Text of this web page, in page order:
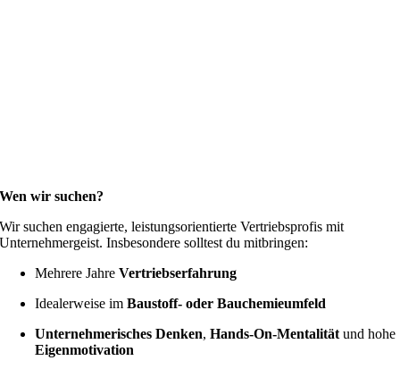
Wen wir suchen?
Wir suchen engagierte, leistungsorientierte Vertriebsprofis mit
Unternehmergeist. Insbesondere solltest du mitbringen:
Mehrere JahreVertriebserfahrung
Idealerweise imBaustoff- oder Bauchemieumfeld
Unternehmerisches Denken,Hands-On-Mentalität und hohe
Eigenmotivation